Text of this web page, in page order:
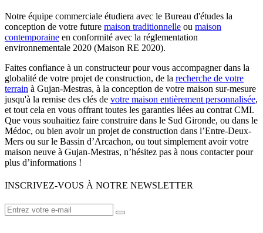
Notre équipe commerciale étudiera avec le Bureau d'études la
conception de votre future maison traditionnelle ou maison
contemporaine en conformité avec la réglementation
environnementale 2020 (Maison RE 2020).
Faites confiance à un constructeur pour vous accompagner dans la
globalité de votre projet de construction, de la recherche de votre
terrain à Gujan-Mestras, à la conception de votre maison sur-mesure
jusqu'à la remise des clés de votre maison entièrement personnalisée,
et tout cela en vous offrant toutes les garanties liées au contrat CMI.
Que vous souhaitiez faire construire dans le Sud Gironde, ou dans le
Médoc, ou bien avoir un projet de construction dans l’Entre-Deux-
Mers ou sur le Bassin d’Arcachon, ou tout simplement avoir votre
maison neuve à Gujan-Mestras, n’hésitez pas à nous contacter pour
plus d’informations !
INSCRIVEZ-VOUS À NOTRE NEWSLETTER